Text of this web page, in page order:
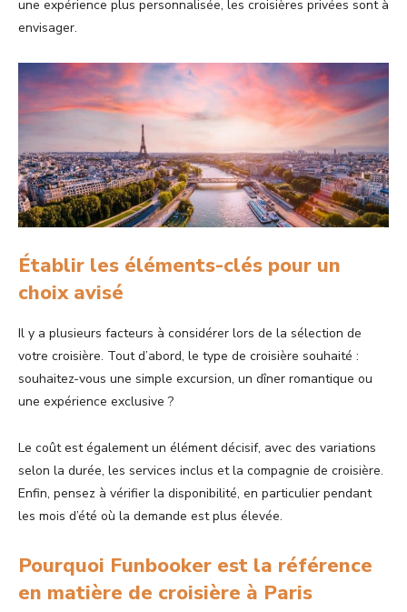
une expérience plus personnalisée, les croisières privées sont à
envisager.
Établir les éléments-clés pour un
choix avisé
Il y a plusieurs facteurs à considérer lors de la sélection de
votre croisière. Tout d’abord, le type de croisière souhaité :
souhaitez-vous une simple excursion, un dîner romantique ou
une expérience exclusive ?
Le coût est également un élément décisif, avec des variations
selon la durée, les services inclus et la compagnie de croisière.
Enfin, pensez à vérifier la disponibilité, en particulier pendant
les mois d’été où la demande est plus élevée.
Pourquoi Funbooker est la référence
en matière de croisière à Paris